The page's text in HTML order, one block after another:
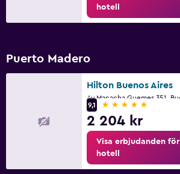
hotell
Puerto Madero
Hilton Buenos Aires
9,1
5 stjärnor
2 204 kr
Visa erbjudanden för
hotell